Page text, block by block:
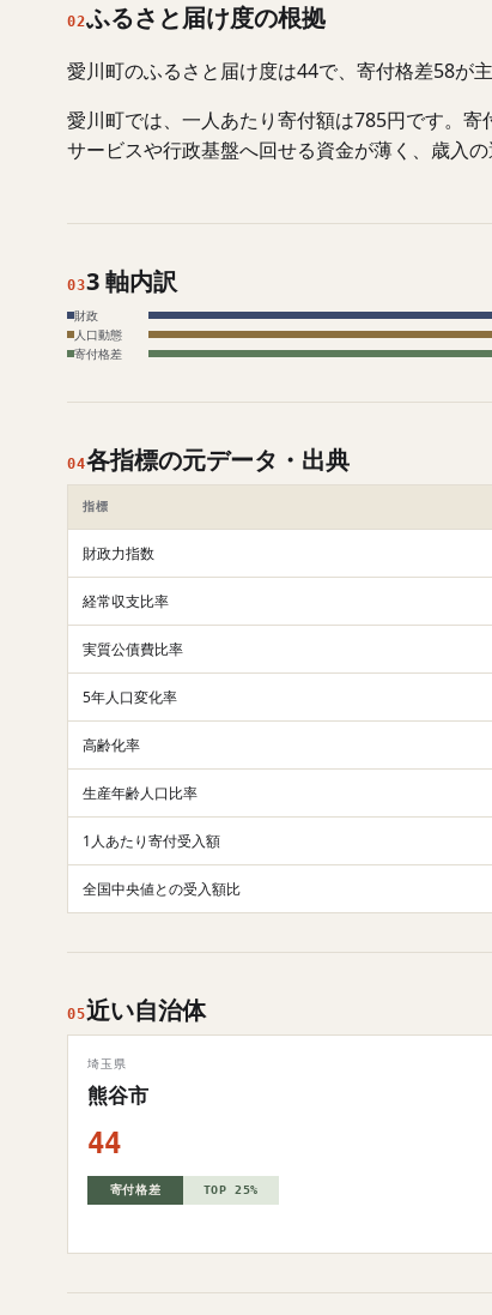
02ふるさと届け度の根拠
愛川町のふるさと届け度は44で、寄付格差58が
愛川町では、一人あたり寄付額は785円です。
サービスや行政基盤へ回せる資金が薄く、歳入の
033 軸内訳
財政
人口動態
寄付格差
04各指標の元データ・出典
指標
財政力指数
経常収支比率
実質公債費比率
5年人口変化率
高齢化率
生産年齢人口比率
1人あたり寄付受入額
全国中央値との受入額比
05近い自治体
埼玉県
熊谷市
44
寄付格差 TOP 25%